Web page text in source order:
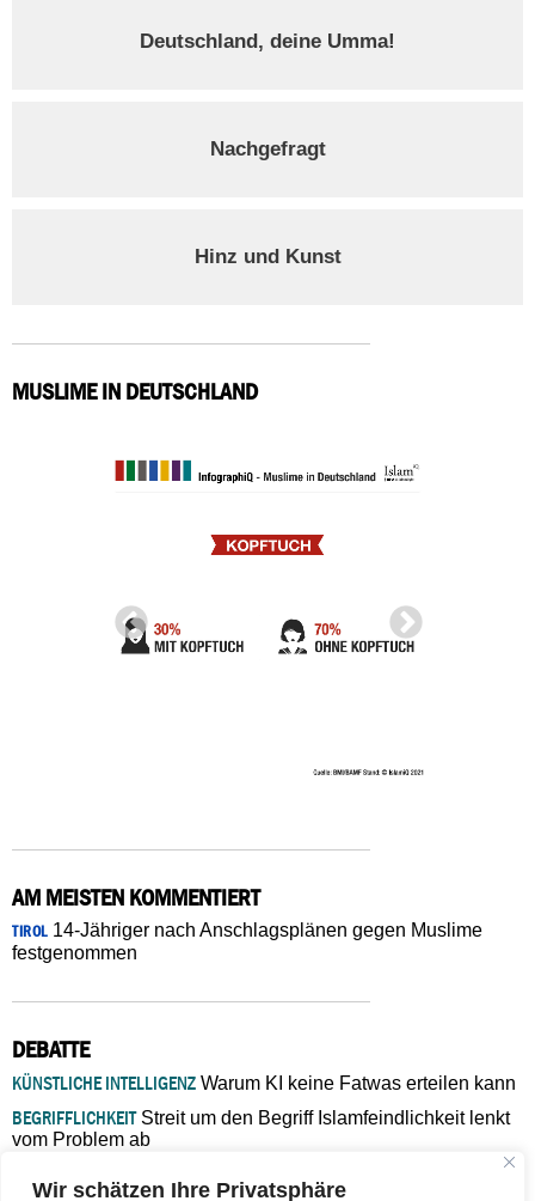
Wir schätzen Ihre Privatsphäre
Deutschland, deine Umma!
Nachgefragt
Hinz und Kunst
MUSLIME IN DEUTSCHLAND
AM MEISTEN KOMMENTIERT
TIROL14-Jähriger nach Anschlagsplänen gegen Muslime
festgenommen
DEBATTE
KÜNSTLICHE INTELLIGENZ Warum KI keine Fatwas erteilen kann
BEGRIFFLICHKEITStreit um den Begriff Islamfeindlichkeit lenkt
vom Problem ab
Verantwortung bleibt“